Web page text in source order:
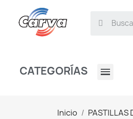
CATEGORÍAS
Inicio PASTILLAS